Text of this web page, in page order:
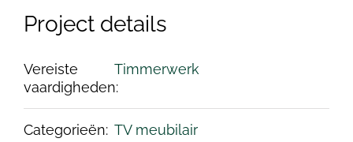
Project details
Vereiste
vaardigheden:
Timmerwerk
Categorieën: TV meubilair